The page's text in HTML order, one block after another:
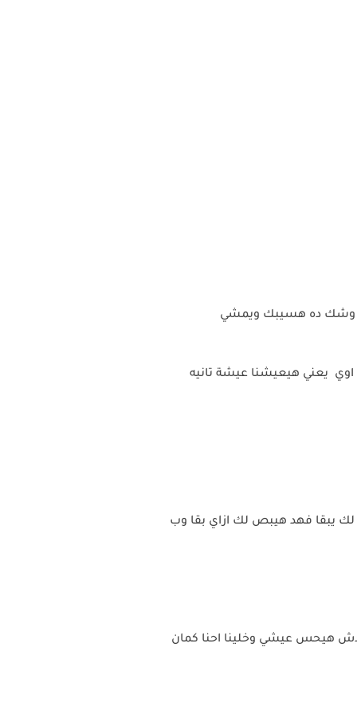
وشك ده هسيبك ويمشي
يعني هيعيشنا عيشة تانيه
يبقا فهد هيبص لك ازاي بقا وب
هيحس عيشي وخلينا احنا كمان